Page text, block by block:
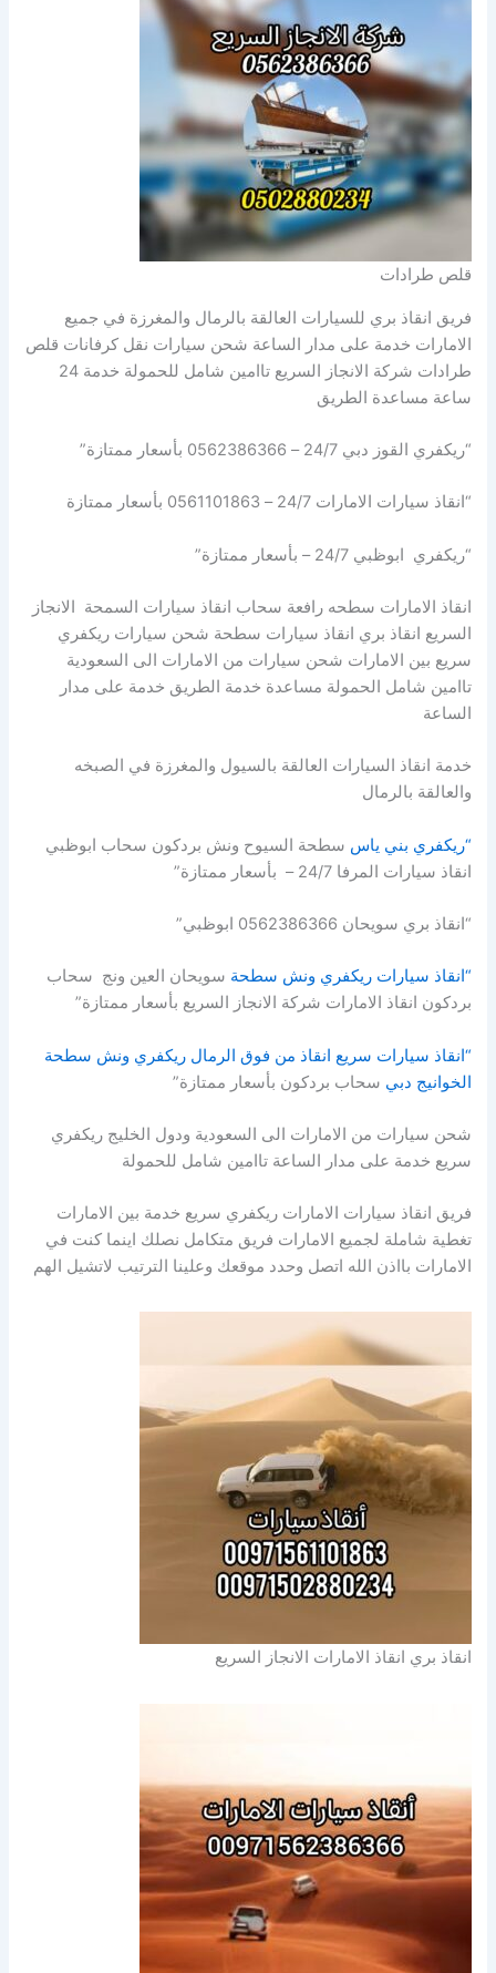
قلص طرادات
فريق انقاذ بري للسيارات العالقة بالرمال والمغرزة في جميع
الامارات خدمة على مدار الساعة شحن سيارات نقل كرفانات قلص
طرادات شركة الانجاز السريع تاامين شامل للحمولة خدمة 24
ساعة مساعدة الطريق
“ريكفري القوز دبي 24/7 – 0562386366 بأسعار ممتازة”
“انقاذ سيارات الامارات 24/7 – 0561101863 بأسعار ممتازة
“ريكفري ابوظبي 24/7 – بأسعار ممتازة”
انقاذ الامارات سطحه رافعة سحاب انقاذ سيارات السمحة الانجاز
السريع انقاذ بري انقاذ سيارات سطحة شحن سيارات ريكفري
سريع بين الامارات شحن سيارات من الامارات الى السعودية
تاامين شامل الحمولة مساعدة خدمة الطريق خدمة على مدار
الساعة
خدمة انقاذ السيارات العالقة بالسيول والمغرزة في الصبخه
والعالقة بالرمال
“ريكفري بني ياس سطحة السيوح ونش بردكون سحاب ابوظبي
انقاذ سيارات المرفا 24/7 – بأسعار ممتازة”
“انقاذ بري سويحان 0562386366 ابوظبي”
“انقاذ سيارات ريكفري ونش سطحة سويحان العين ونج سحاب
بردكون انقاذ الامارات شركة الانجاز السريع بأسعار ممتازة”
“انقاذ سيارات سريع انقاذ من فوق الرمال ريكفري ونش سطحة
الخوانيج دبي سحاب بردكون بأسعار ممتازة”
شحن سيارات من الامارات الى السعودية ودول الخليج ريكفري
سريع خدمة على مدار الساعة تاامين شامل للحمولة
فريق انقاذ سيارات الامارات ريكفري سريع خدمة بين الامارات
تغطية شاملة لجميع الامارات فريق متكامل نصلك اينما كنت في
الامارات بااذن الله اتصل وحدد موقعك وعلينا الترتيب لاتشيل الهم
انقاذ بري انقاذ الامارات الانجاز السريع